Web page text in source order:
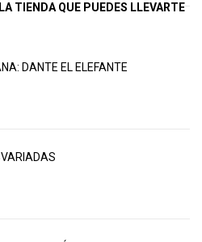
TIENDA QUE PUEDES LLEVARTE
DANTE EL ELEFANTE